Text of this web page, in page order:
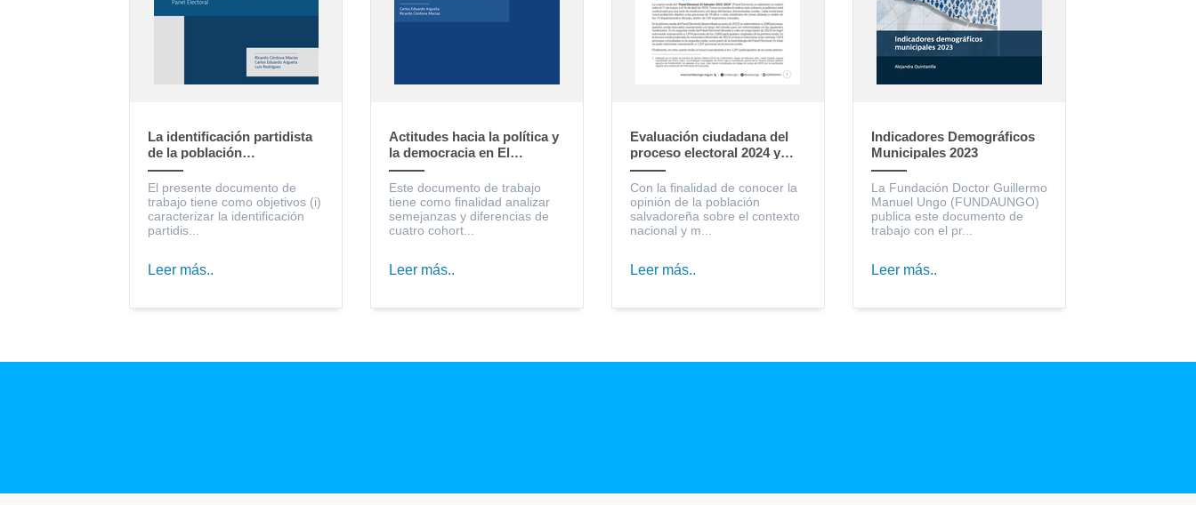
La identificación partidista
de la población
salvadoreña: Análisis
mediante un Panel Electoral
El presente documento de
trabajo tiene como objetivos (i)
caracterizar la identificación
partidis...
Leer más..
Actitudes hacia la política y
la democracia en El
Salvador: un análisis de
cohortes generacionales
Este documento de trabajo
tiene como finalidad analizar
semejanzas y diferencias de
cuatro cohort...
Leer más..
Evaluación ciudadana del
proceso electoral 2024 y
expectativas sobre la
gestión gubernamental,
legislativa y municipal
Con la finalidad de conocer la
opinión de la población
salvadoreña sobre el contexto
nacional y m...
Leer más..
Indicadores Demográficos
Municipales 2023
La Fundación Doctor Guillermo
Manuel Ungo (FUNDAUNGO)
publica este documento de
trabajo con el pr...
Leer más..